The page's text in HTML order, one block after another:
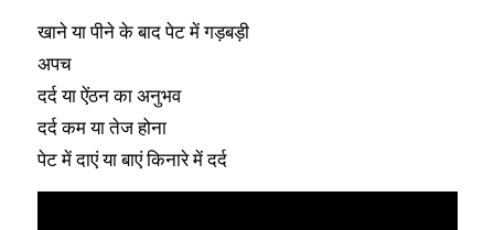
खाने या पीने के बाद पेट में गड़बड़ी
अपच
दर्द या ऐंठन का अनुभव
दर्द कम या तेज होना
पेट में दाएं या बाएं किनारे में दर्द